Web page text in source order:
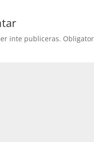
inte publiceras.